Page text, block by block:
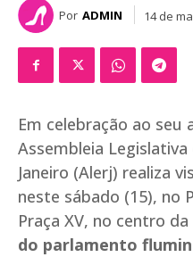
Por ADMIN 14 de
Em celebração ao seu
Assembleia
Janeiro (Alerj) realiza
neste sábado (15), no
Praça XV, no centro
do parlamento